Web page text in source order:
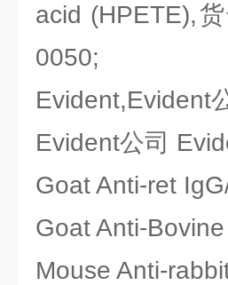
acid (HPETE),
0050;
Evident,Evident
Evident公司
Goat Anti-ret
Goat Anti-
Mouse Anti-